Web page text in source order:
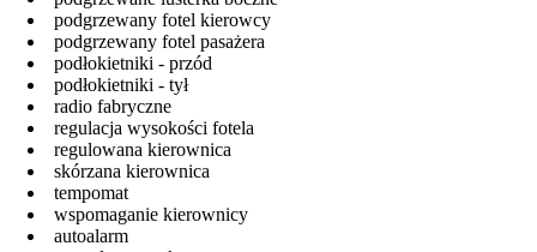
podgrzewany fotel kierowcy
podgrzewany fotel pasażera
podłokietniki - przód
podłokietniki - tył
radio fabryczne
regulacja wysokości fotela
regulowana kierownica
skórzana kierownica
tempomat
wspomaganie kierownicy
autoalarm